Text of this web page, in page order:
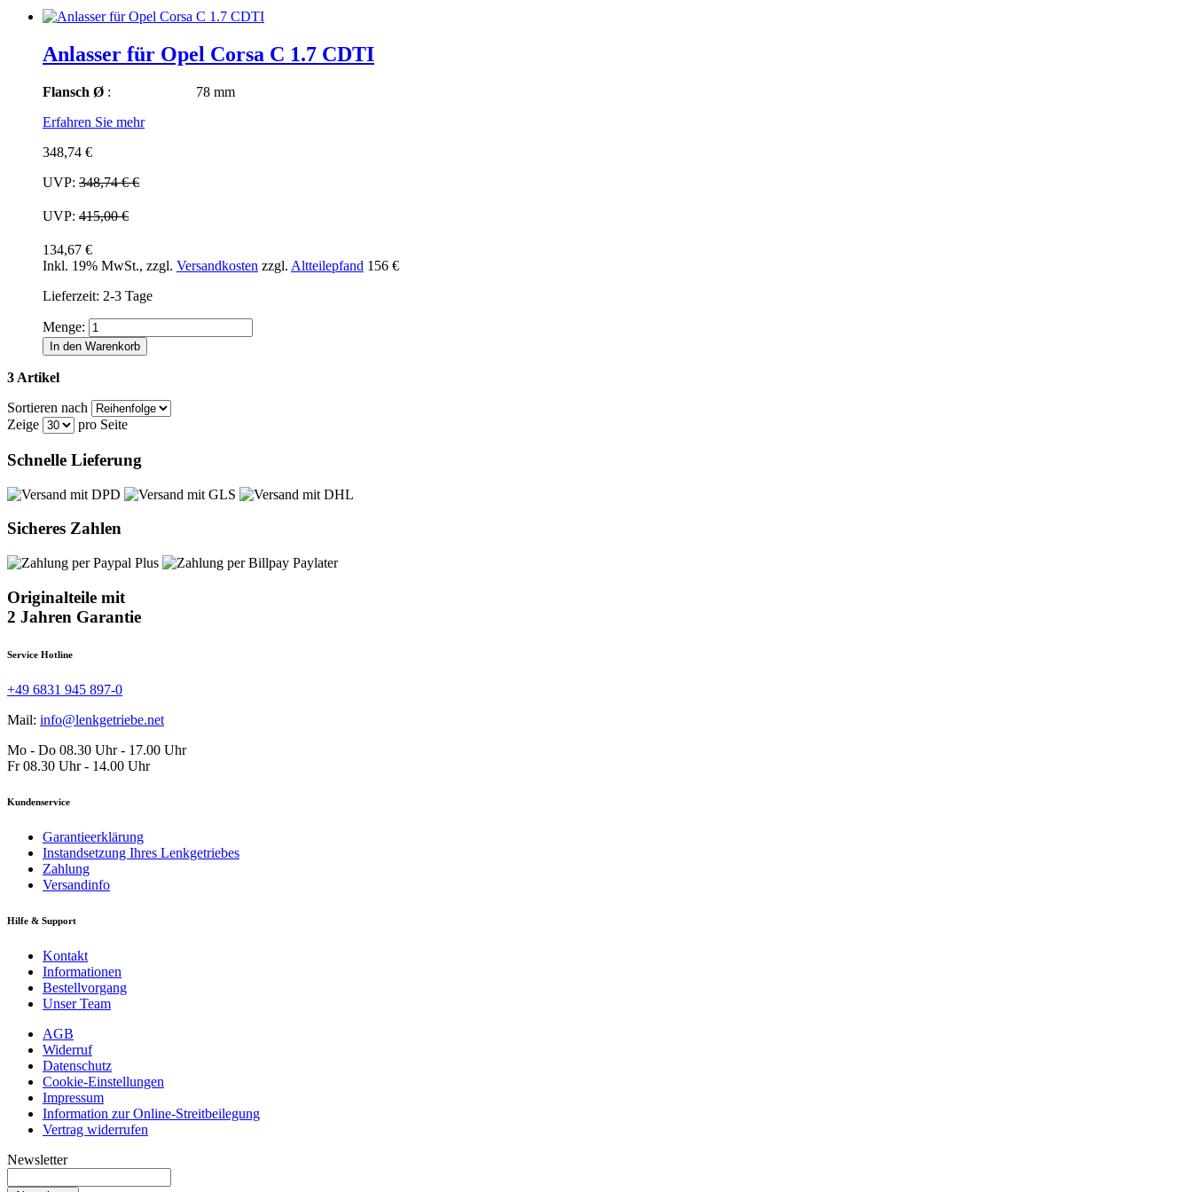
Anlasser für Opel Corsa C 1.7 CDTI
Flansch Ø : 78 mm
Erfahren Sie mehr
348,74 €
UVP: 348,74 €€
UVP: 415,00 €
134,67 €
Inkl. 19% MwSt., zzgl. Versandkosten zzgl. Altteilepfand 156 €
Lieferzeit: 2-3 Tage
Menge:
In den Warenkorb
3 Artikel
Sortieren nach
Zeige
pro Seite
Schnelle Lieferung
Sicheres Zahlen
Originalteile mit
2 Jahren Garantie
Service Hotline
+49 6831 945 897-0
Mail: info@lenkgetriebe.net
Mo - Do 08.30 Uhr - 17.00 Uhr
Fr 08.30 Uhr - 14.00 Uhr
Kundenservice
Garantieerklärung
Instandsetzung Ihres Lenkgetriebes
Zahlung
Versandinfo
Hilfe & Support
Kontakt
Informationen
Bestellvorgang
Unser Team
AGB
Widerruf
Datenschutz
Cookie-Einstellungen
Impressum
Information zur Online-Streitbeilegung
Vertrag widerrufen
Newsletter